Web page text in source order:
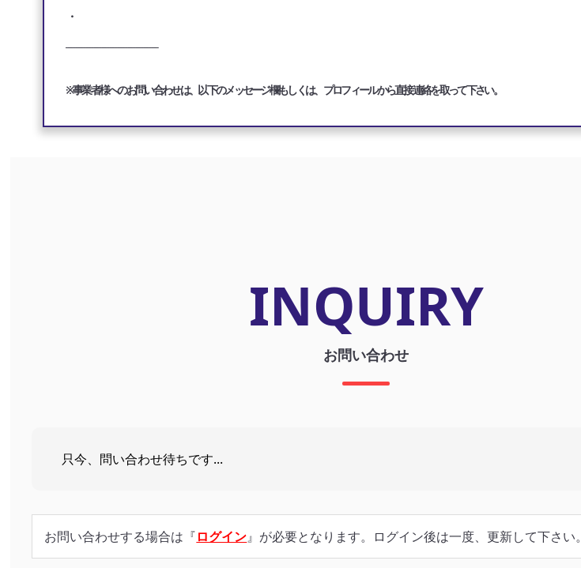
・
※事業者様へのお問い合わせは、以下のメッセージ欄もしくは、プロフィールから直接連絡を取って下さい。
INQUIRY
お問い合わせ
只今、問い合わせ待ちです...
お問い合わせする場合は『ログイン』が必要となります。ログイン後は一度、更新して下さい。